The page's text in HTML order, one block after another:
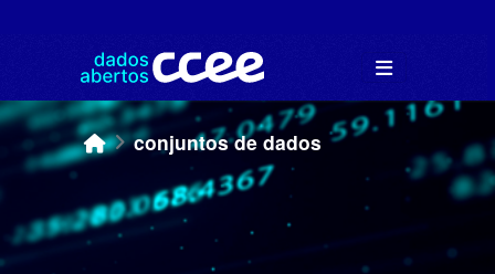
conjuntos de dados